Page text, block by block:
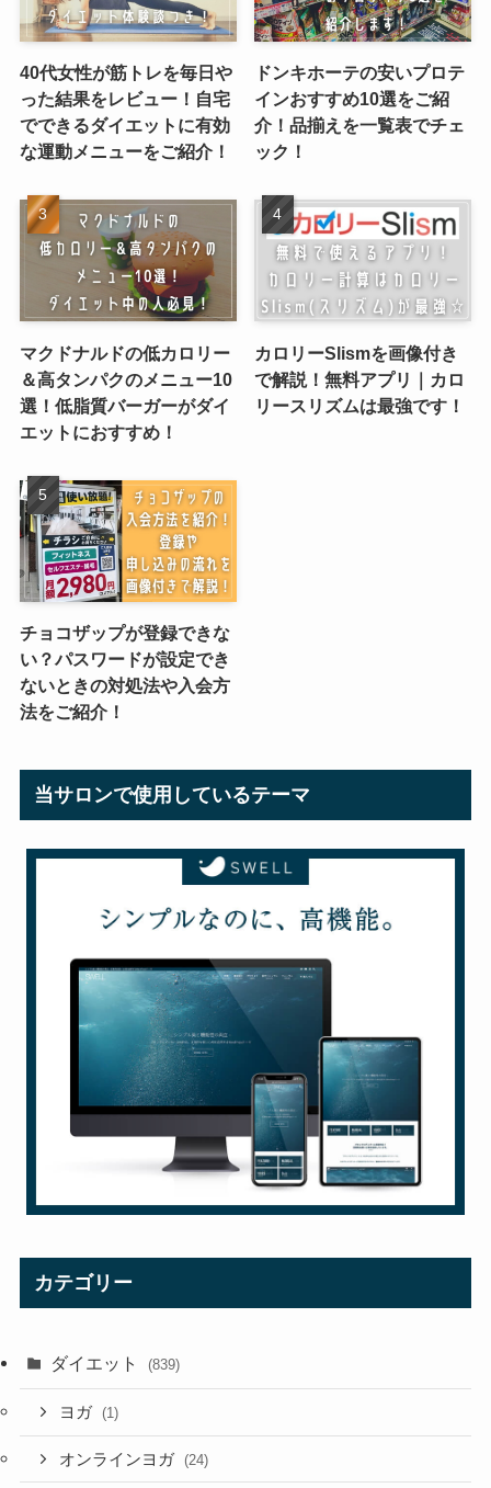
40代女性が筋トレを毎日や
った結果をレビュー！自宅
でできるダイエットに有効
な運動メニューをご紹介！
ドンキホーテの安いプロテ
インおすすめ10選をご紹
介！品揃えを一覧表でチェ
ック！
マクドナルドの低カロリー
＆高タンパクのメニュー10
選！低脂質バーガーがダイ
エットにおすすめ！
カロリーSlismを画像付き
で解説！無料アプリ｜カロ
リースリズムは最強です！
チョコザップが登録できな
い？パスワードが設定でき
ないときの対処法や入会方
法をご紹介！
当サロンで使用しているテーマ
カテゴリー
ダイエット (839)
ヨガ (1)
オンラインヨガ (24)